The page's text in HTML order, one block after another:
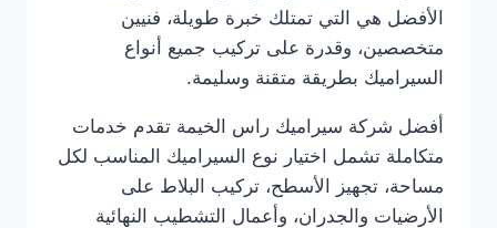
الأفضل هي التي تمتلك خبرة طويلة، فنيين
متخصصين، وقدرة على تركيب جميع أنواع
السيراميك بطريقة متقنة وسليمة.
أفضل شركة سيراميك راس الخيمة تقدم خدمات
متكاملة تشمل اختيار نوع السيراميك المناسب لكل
مساحة، تجهيز الأسطح، تركيب البلاط على
الأرضيات والجدران، وأعمال التشطيب النهائية